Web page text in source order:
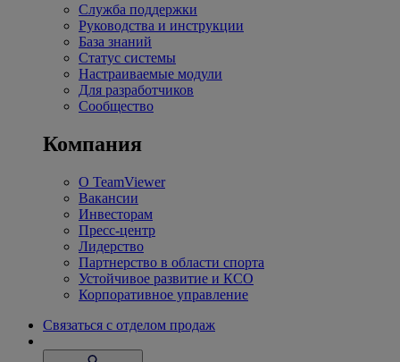
Служба поддержки
Руководства и инструкции
База знаний
Статус системы
Настраиваемые модули
Для разработчиков
Сообщество
Компания
О TeamViewer
Вакансии
Инвесторам
Пресс-центр
Лидерство
Партнерство в области спорта
Устойчивое развитие и КСО
Корпоративное управление
Связаться с отделом продаж